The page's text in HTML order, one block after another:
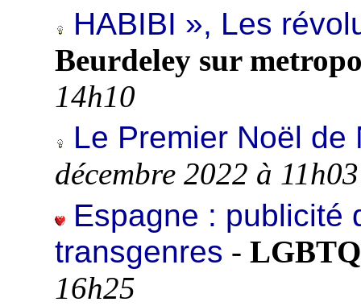
HABIBI », Les
Beurdeley sur
14h10
Le Premier Noël de
décembre 2022 à 11h03
Espagne : publicité
transgenres -
16h25